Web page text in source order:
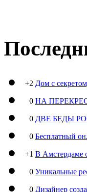
+2 Дом с
0 НА
0 ДВЕ БЕДЫ
0 Бесплатный
+1 В Амстердаме
0 Уникальные
0 Дизайнер